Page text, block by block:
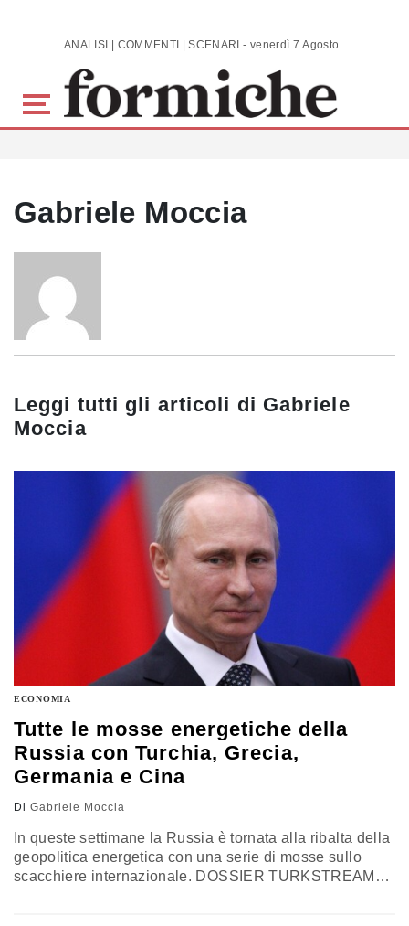
Skip to main content ANALISI | COMMENTI | SCENARI - venerdì 7 Agosto 2026
Gabriele Moccia
Leggi tutti gli articoli di Gabriele
Moccia
ECONOMIA
Tutte le mosse energetiche della
Russia con Turchia, Grecia,
Germania e Cina
Di Gabriele Moccia
In queste settimane la Russia è tornata alla ribalta della
geopolitica energetica con una serie di mosse sullo
scacchiere internazionale. DOSSIER TURKSTREAM